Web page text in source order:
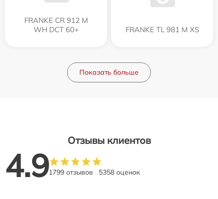
FRANKE CR 912 M
WH DCT 60+
FRANKE TL 981 M XS
Показать больше
Отзывы клиентов
4.91799 отзывов 5358 оценок